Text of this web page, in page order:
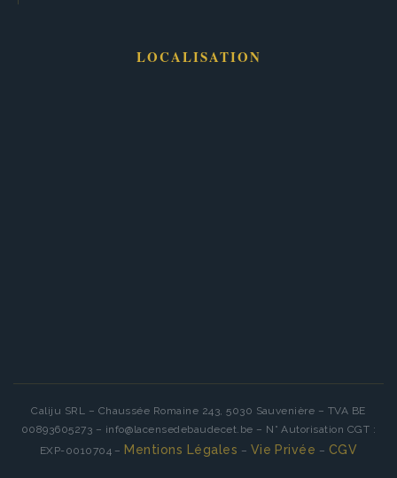
LOCALISATION
Caliju SRL – Chaussée Romaine 243, 5030 Sauvenière – TVA BE
00893605273 – info@lacensedebaudecet.be – N° Autorisation CGT :
EXP-0010704 – Mentions Légales – Vie Privée – CGV